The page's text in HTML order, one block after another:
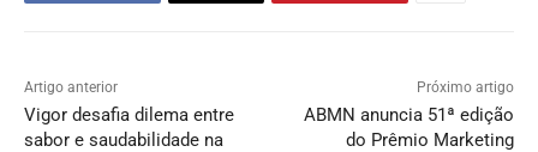
Artigo anterior
Vigor desafia dilema entre
sabor e saudabilidade na
Próximo artigo
ABMN anuncia 51ª edição
do Prêmio Marketing